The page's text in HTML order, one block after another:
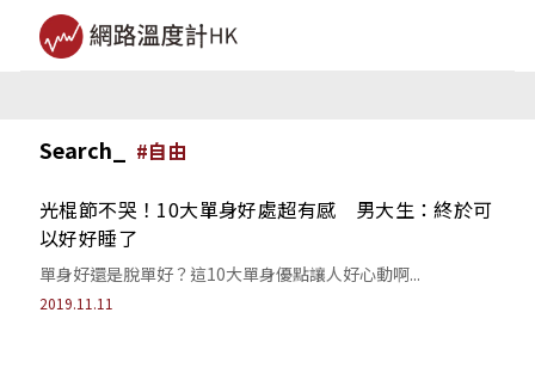
Search_ #自由
光棍節不哭！10大單身好處超有感 男大生：終於可
以好好睡了
單身好還是脫單好？這10大單身優點讓人好心動啊...
2019.11.11